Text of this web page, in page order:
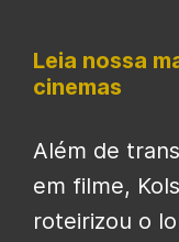
Leia nossa
cinemas
Além de
em filme,
roteirizou o